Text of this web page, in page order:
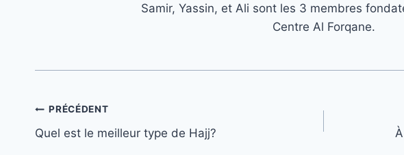
Samir, Yassin, et Ali sont les 3 membres
Centre Al Forqane.
Navigation
de
PRÉCÉDENT
Quel est le meilleur type de Hajj?